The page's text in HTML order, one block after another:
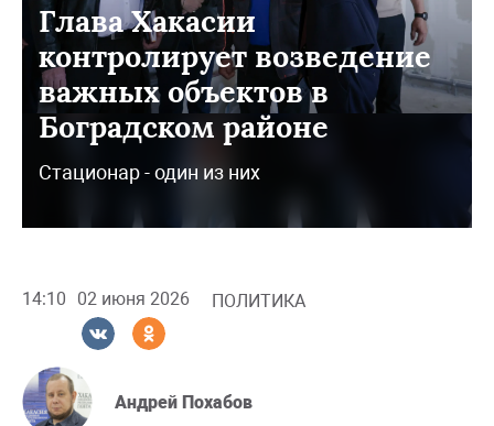
Глава Хакасии
контролирует возведение
важных объектов в
Боградском районе
Стационар - один из них
14:10 02 июня 2026 ПОЛИТИКА
Андрей Похабов